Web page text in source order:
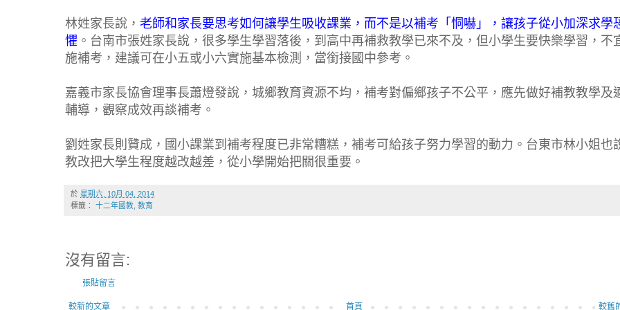
林姓家長說， 老師和家長要思考如何讓學生吸收課業，而不是以補考「恫嚇」，讓孩子從小加深求學
懼 。台南市張姓家長說，很多學生學習落後，到高中再補救教學已來不及，但小學生要快樂學習，不
施補考，建議可在小五或小六實施基本檢測，當銜接國中參考。
嘉義市家長協會理事長蕭燈發說，城鄉教育資源不均，補考對偏鄉孩子不公平，應先做好補教教學及
輔導，觀察成效再談補考。
劉姓家長則贊成，國小課業到補考程度已非常糟糕，補考可給孩子努力學習的動力。台東市林小姐也
教改把大學生程度越改越差，從小學開始把關很重要。
於 星期六, 10月 04, 2014
標籤： 十二年國教 教育
沒有留言:
張貼留言
較新的文章 較舊
首頁